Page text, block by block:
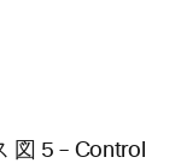
図 5 – Control